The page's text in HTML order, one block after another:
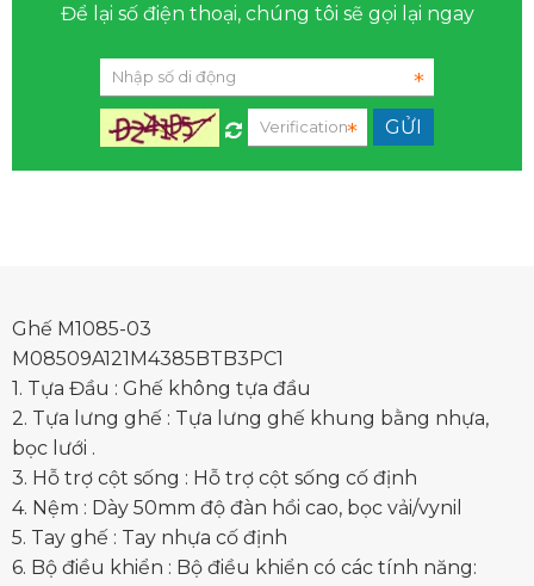
Để lại số điện thoại, chúng tôi sẽ gọi lại ngay
Ghế M1085-03
M08509A121M4385BTB3PC1
1. Tựa Đầu : Ghế không tựa đầu
2. Tựa lưng ghế : Tựa lưng ghế khung bằng nhựa,
bọc lưới .
3. Hỗ trợ cột sống : Hỗ trợ cột sống cố định
4. Nệm : Dày 50mm độ đàn hồi cao, bọc vải/vynil
5. Tay ghế : Tay nhựa cố định
6. Bộ điều khiển : Bộ điều khiển có các tính năng: